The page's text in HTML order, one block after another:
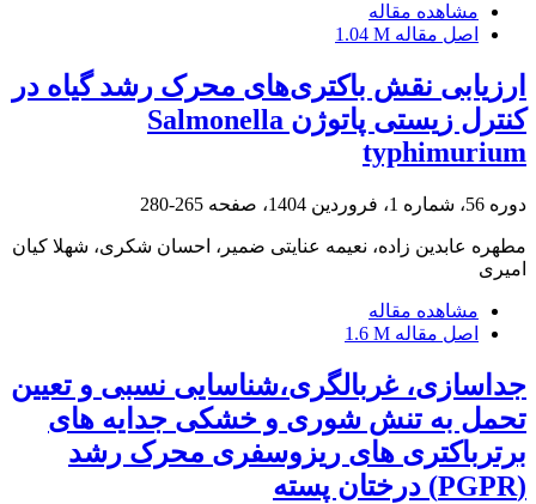
مشاهده مقاله
اصل مقاله 1.04 M
ارزیابی نقش باکتری‌های محرک رشد گیاه در
کنترل زیستی پاتوژن Salmonella
typhimurium
دوره 56، شماره 1، فروردین 1404، صفحه 265-280
مطهره عابدین زاده، نعیمه عنایتی ضمیر، احسان شکری، شهلا کیان
امیری
مشاهده مقاله
اصل مقاله 1.6 M
جداسازی، غربالگری،شناسایی نسبی و تعیین
تحمل به تنش شوری و خشکی جدایه های
برترباکتری های ریزوسفری محرک رشد
(PGPR) درختان پسته